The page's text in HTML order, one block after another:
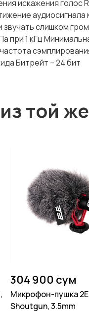
искажения голос
звучать слишком
при 1 кГц
Битрейт – 24 бит
той
304 900 сум
Микрофон-пушка 2E
Shoutgun, 3.5mm